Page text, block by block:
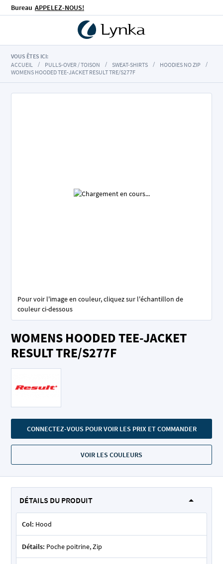
Bureau APPELEZ-NOUS!
VOUS ÊTES ICI:
ACCUEIL
PULLS-OVER / TOISON SWEAT-SHIRTS
HOODIES NO ZIP
WOMENS HOODED TEE-JACKET RESULT TRE/S277F
WOMENS HOODED TEE-JACKET
RESULT TRE/S277F
CONNECTEZ-VOUS POUR VOIR LES PRIX ET COMMANDER
VOIR LES COULEURS
Pour voir l'image en couleur, cliquez sur l'échantillon de
couleur ci-dessous
to
the
beginning
images
DÉTAILS DU PRODUIT
Col: Hood
Détails: Poche poitrine, Zip